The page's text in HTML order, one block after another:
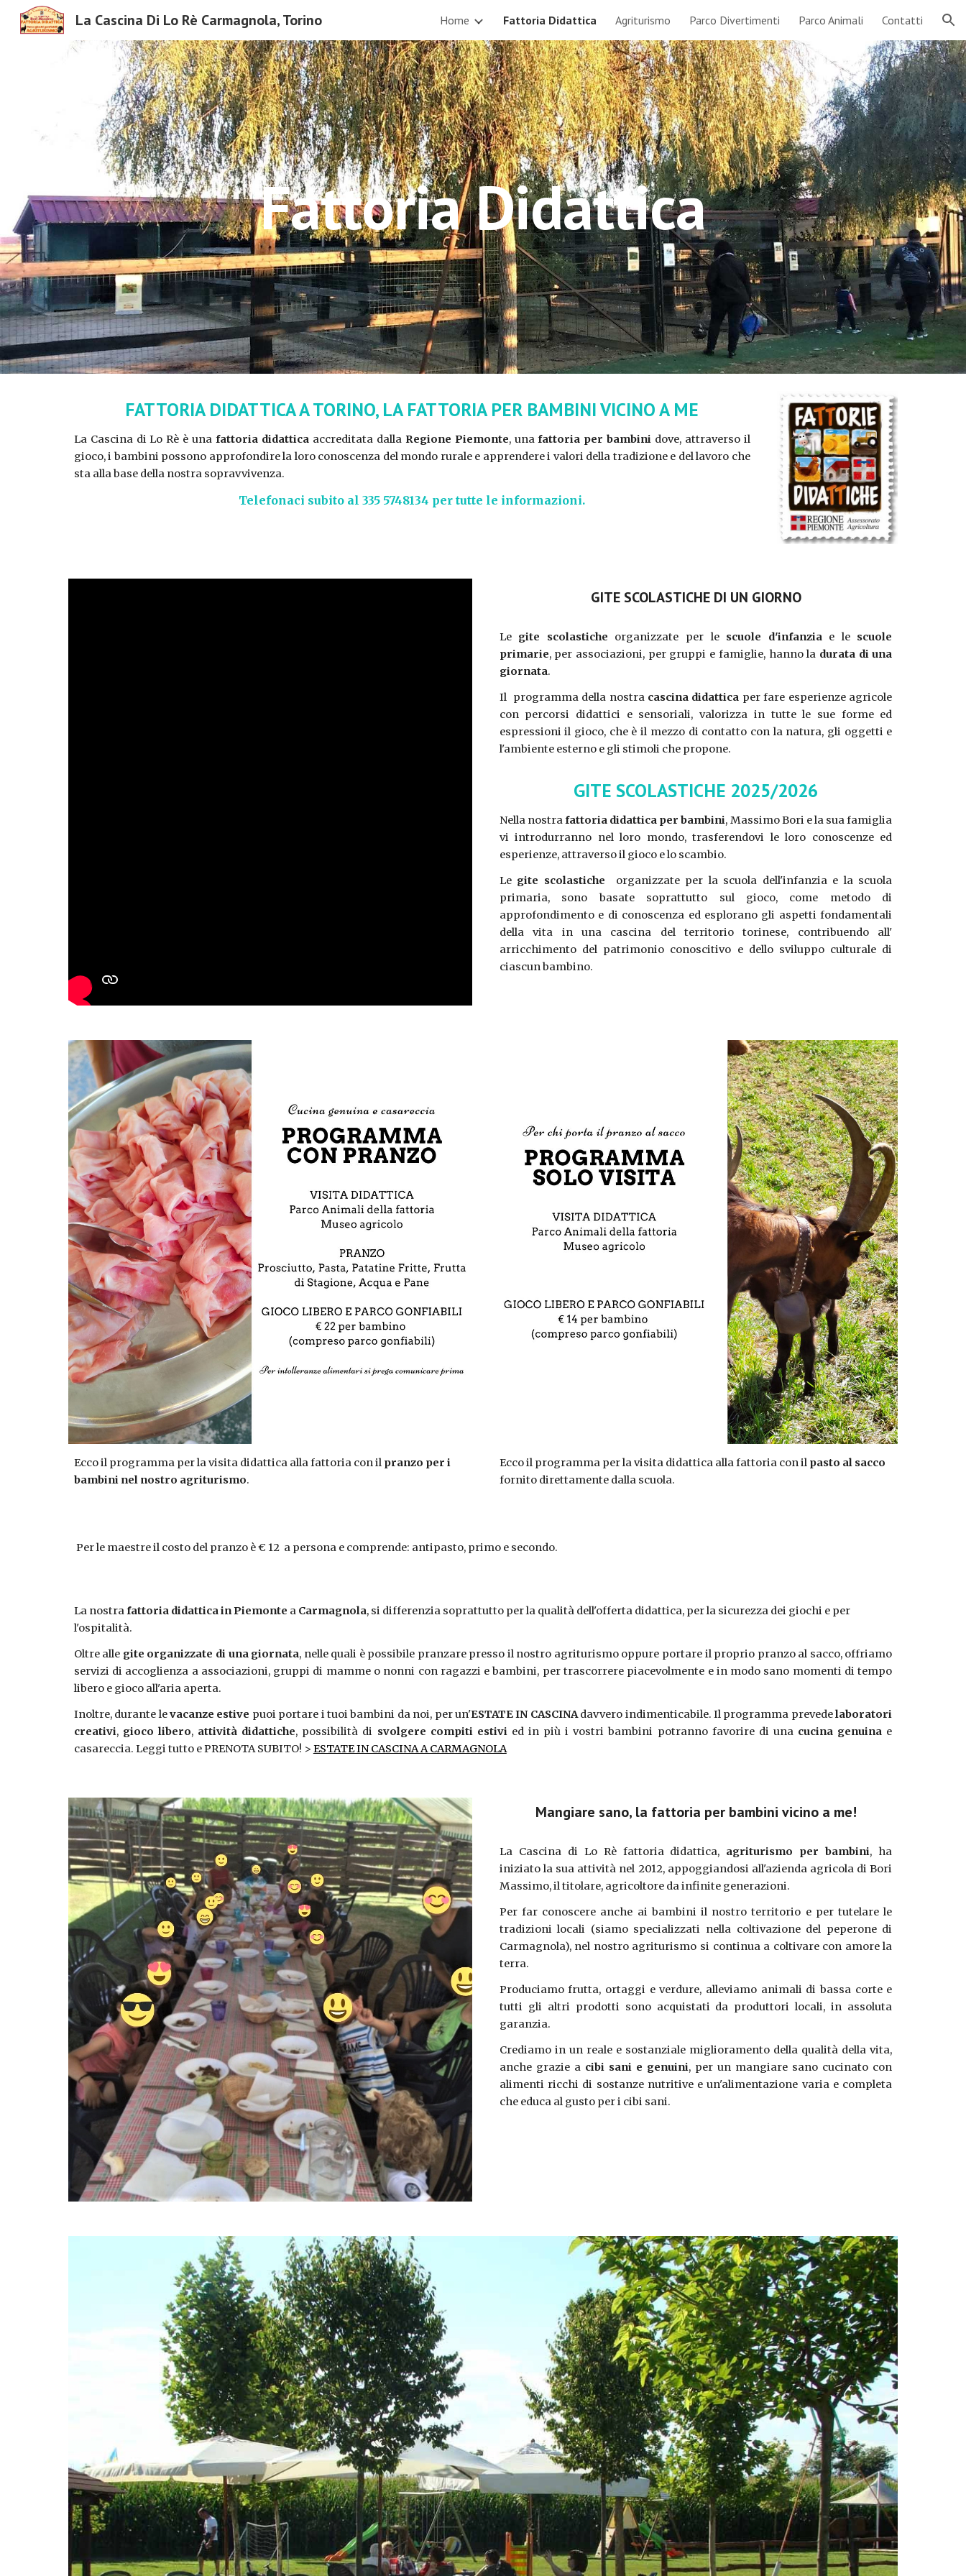
Skip to main content Skip to navigation
La Cascina Di Lo Rè Carmagnola, Torino Home Fattoria Didattica Agriturismo Parco Divertimenti Parco Animali Contatti
Fattoria Didattica
FATTORIA DIDATTICA A TORINO, LA FATTORIA PER BAMBINI VICINO A ME
La Cascina di Lo Rè è unafattoria didattica accreditata dalla Regione Piemonte, unafattoria per bambini dove, attraverso il
gioco, i bambini possono approfondire la loro conoscenza del mondo rurale e apprendere i valori della tradizione e del lavoro che
sta alla base della nostra sopravvivenza.
Telefonaci subito al 335 5748134 per tutte le informazioni.
GITE SCOLASTICHE DI UN GIORNO
Le gite scolastiche organizzate per le scuole d'infanziae le scuole
primarie, per associazioni, per gruppi e famiglie, hanno la durata di una
giornata.
Il programma della nostra cascina didattica per fare esperienze agricole
con percorsi didattici e sensoriali, valorizza in tutte le sue forme ed
espressioni il gioco, che è il mezzo di contatto con la natura, gli oggetti e
l'ambiente esterno e gli stimoli che propone.
GITE SCOLASTICHE 2025/2026
Nella nostrafattoria didattica per bambini, Massimo Bori e la sua famiglia
vi introdurranno nel loro mondo, trasferendovi le loro conoscenze ed
esperienze, attraverso il gioco e lo scambio.
Le gite scolastiche
organizzate per la scuola dell'infanzia e la scuola
primaria, sono basate soprattutto sul gioco, come metodo di
approfondimento e di conoscenza ed esplorano gli aspetti fondamentali
della vita in una cascina del territorio torinese, contribuendo all'
arricchimento del patrimonio conoscitivo e dello sviluppo culturale di
ciascun bambino.
Ecco il programma per la visita didattica alla fattoria con il pranzo per i
bambini nel nostro agriturismo.
Ecco il programma per la visita didattica alla fattoria con il pasto al sacco
fornito direttamente dalla scuola.
Per le maestre il costo del pranzo è € 12 a persona e comprende: antipasto, primo e secondo.
La nostrafattoria didattica in Piemonte a Carmagnola, si differenzia soprattutto per la qualità dell'offerta didattica, per la sicurezza dei giochi e per
l'ospitalità.
Oltre alle gite organizzate di una giornata, nelle quali è possibile pranzare presso il nostro agriturismo oppure portare il proprio pranzo al sacco, offriamo
servizi di accoglienza a associazioni, gruppi di mamme o nonni con ragazzi e bambini, per trascorrere piacevolmente e in modo sano momenti di tempo
libero e gioco all'aria aperta.
Inoltre, durante levacanze estive puoi portare i tuoi bambini da noi, per un'ESTATE IN CASCINAdavvero indimenticabile. Il programma prevedelaboratori
creativi, gioco libero, attività didattiche, possibilità di svolgere compiti estivied in più i vostri bambini potranno favorire di una cucina genuina e
casareccia. Leggi tutto e PRENOTA SUBITO! > ESTATE IN CASCINA A CARMAGNOLA
Mangiare sano, la fattoria per bambini vicino a me!
La Cascina di Lo Rè fattoria didattica, agriturismo per bambini, ha
iniziato la sua attività nel 2012, appoggiandosi all'azienda agricola di Bori
Massimo, il titolare, agricoltore da infinite generazioni.
Per far conoscere anche ai bambini il nostro territorio e per tutelare le
tradizioni locali (siamo specializzati nella coltivazione del peperone di
Carmagnola), nel nostro agriturismo si continua a coltivare con amore la
terra.
Produciamo frutta, ortaggi e verdure, alleviamo animali di bassa corte e
tutti gli altri prodotti sono acquistati da produttori locali, in assoluta
garanzia.
Crediamo in un reale e sostanziale miglioramento della qualità della vita,
anche grazie a cibi sani e genuini, per un mangiare sano cucinato con
alimenti ricchi di sostanze nutritive e un'alimentazione varia e completa
che educa al gusto per i cibi sani.